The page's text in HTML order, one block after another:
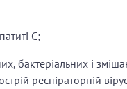
С;
бактеріальних і
респіраторній